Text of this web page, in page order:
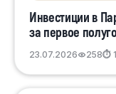
Инвестиции в
за первое
23.07.2026 258⏱